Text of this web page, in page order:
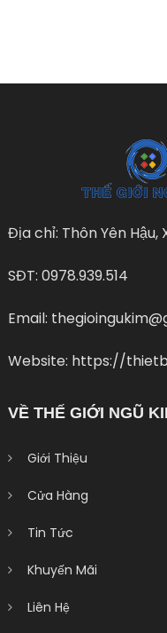
Địa chỉ: Thôn Yên Hậu,
SĐT: 0978.939.514
Email:
Website: https://
VỀ THẾ GIỚI NGŨ
Giới Thiệu
Cửa Hàng
Tin Tức
Khuyến Mãi
Liên Hệ